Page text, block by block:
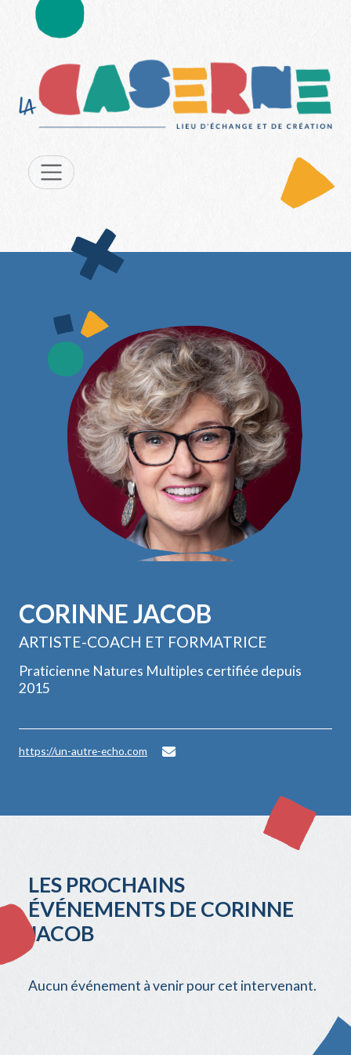
CORINNE JACOB
ARTISTE-COACH ET FORMATRICE
Praticienne Natures Multiples certifiée depuis
2015
https://un-autre-echo.com
LES PROCHAINS
ÉVÉNEMENTS DE CORINNE
JACOB
Aucun événement à venir pour cet intervenant.